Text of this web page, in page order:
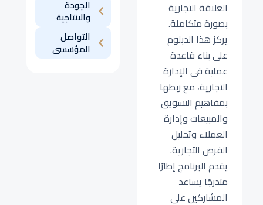
الجودة
والانتاجية
التواصل
المؤسسى
العلاقة التجارية
بصورة متكاملة.
يركز هذا الدبلوم
على بناء قاعدة
عملية في الإدارة
التجارية، مع ربطها
بمفاهيم التسويق
والمبيعات وإدارة
العملاء وتحليل
الفرص التجارية.
يقدم البرنامج إطارًا
متدرجًا يساعد
المشاركين على